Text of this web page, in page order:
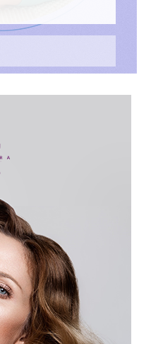
Công ty bảo hiểm
và Tập đoàn
Prévoir là công ty